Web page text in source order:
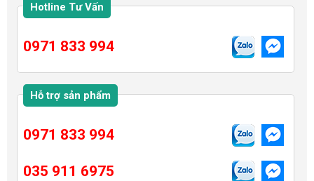
Hotline Tư Vấn
0971 833 994
Hỗ trợ sản phẩm
0971 833 994
035 911 6975